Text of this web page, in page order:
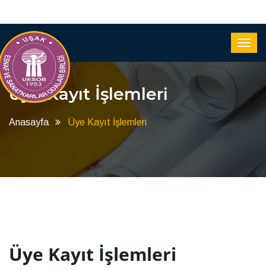
Üye Kayıt İşlemleri
Anasayfa Üye Kayıt İşlemleri
Üye Kayıt İşlemleri